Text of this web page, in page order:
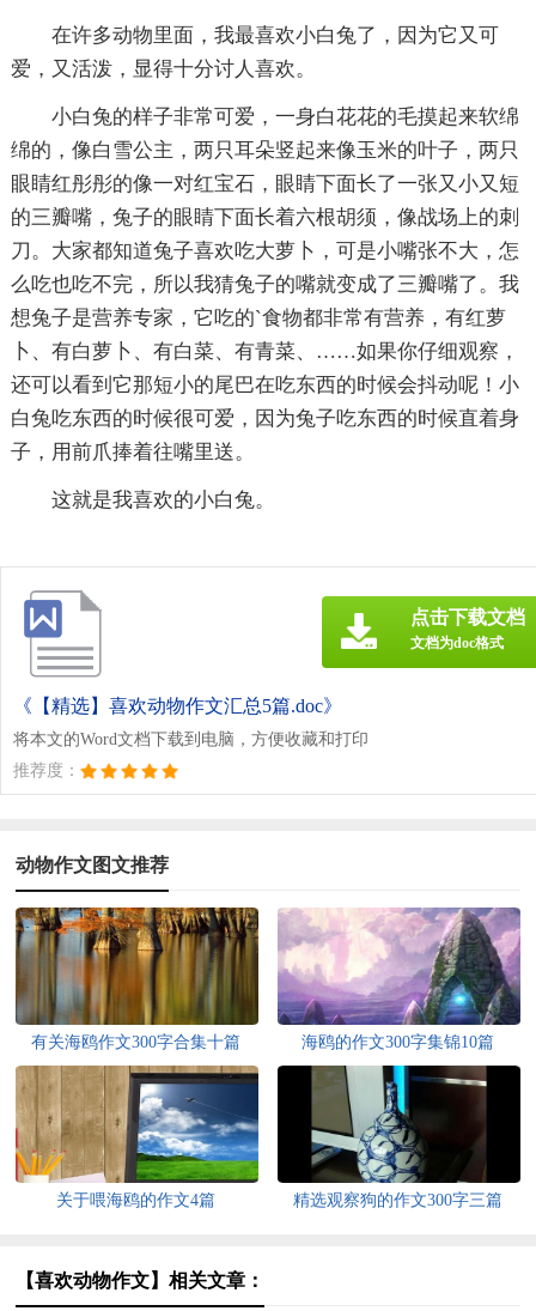
在许多动物里面，我最喜欢小白兔了，因为它又可
爱，又活泼，显得十分讨人喜欢。
小白兔的样子非常可爱，一身白花花的毛摸起来软绵
绵的，像白雪公主，两只耳朵竖起来像玉米的叶子，两只
眼睛红彤彤的像一对红宝石，眼睛下面长了一张又小又短
的三瓣嘴，兔子的眼睛下面长着六根胡须，像战场上的刺
刀。大家都知道兔子喜欢吃大萝卜，可是小嘴张不大，怎
么吃也吃不完，所以我猜兔子的嘴就变成了三瓣嘴了。我
想兔子是营养专家，它吃的`食物都非常有营养，有红萝
卜、有白萝卜、有白菜、有青菜、……如果你仔细观察，
还可以看到它那短小的尾巴在吃东西的时候会抖动呢！小
白兔吃东西的时候很可爱，因为兔子吃东西的时候直着身
子，用前爪捧着往嘴里送。
这就是我喜欢的小白兔。
《【精选】喜欢动物作文汇总5篇.doc》
将本文的Word文档下载到电脑，方便收藏和打印
推荐度：
点击下载文档
文档为doc格式
动物作文图文推荐
有关海鸥作文300字合集十篇 海鸥的作文300字集锦10篇
关于喂海鸥的作文4篇 精选观察狗的作文300字三篇
【喜欢动物作文】相关文章：